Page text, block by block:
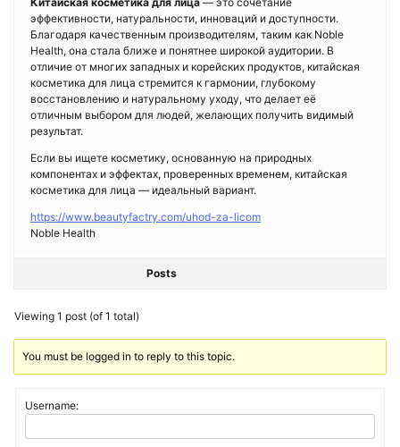
эффективности, натуральности, инноваций и доступности.
Благодаря качественным производителям, таким как Noble
Health, она стала ближе и понятнее широкой аудитории. В
отличие от многих западных и корейских продуктов, китайская
косметика для лица стремится к гармонии, глубокому
восстановлению и натуральному уходу, что делает её
отличным выбором для людей, желающих получить видимый
результат.
Если вы ищете косметику, основанную на природных
компонентах и эффектах, проверенных временем, китайская
косметика для лица — идеальный вариант.
https://www.beautyfactry.com/uhod-za-licom
Noble Health
Posts
Viewing 1 post (of 1 total)
You must be logged in to reply to this topic.
Username: